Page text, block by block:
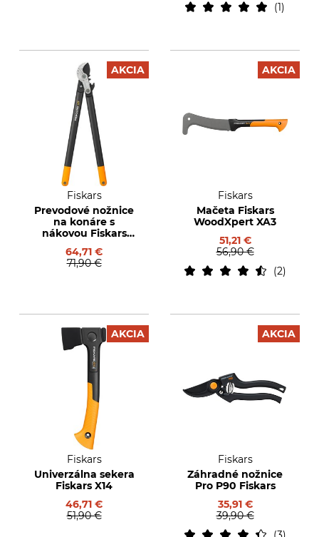
1
AKCIA
Fiskars
Prevodové nožnice
na konáre s
nákovou Fiskars
64,71 €
71,90 €
AKCIA
Fiskars
Mačeta Fiskars
WoodXpert XA3
51,21 €
56,90 €
2
AKCIA
Fiskars
Univerzálna sekera
Fiskars X14
46,71 €
51,90 €
AKCIA
Fiskars
Záhradné nožnice
Pro P90 Fiskars
35,91 €
39,90 €